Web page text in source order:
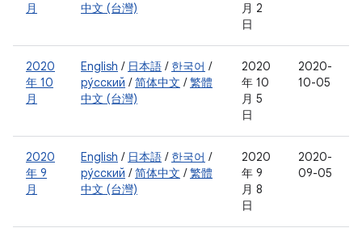
月
中文 (台灣)
月 2
日
2020
年 10
月
English / 日本語 / 한국어 /
ру́сский /简体中文 /繁體
中文 (台灣)
2020
年 10
月 5
日
2020-
10-05
2020
年 9
月
English / 日本語 / 한국어 /
ру́сский /简体中文 /繁體
中文 (台灣)
2020
年 9
月 8
日
2020-
09-05